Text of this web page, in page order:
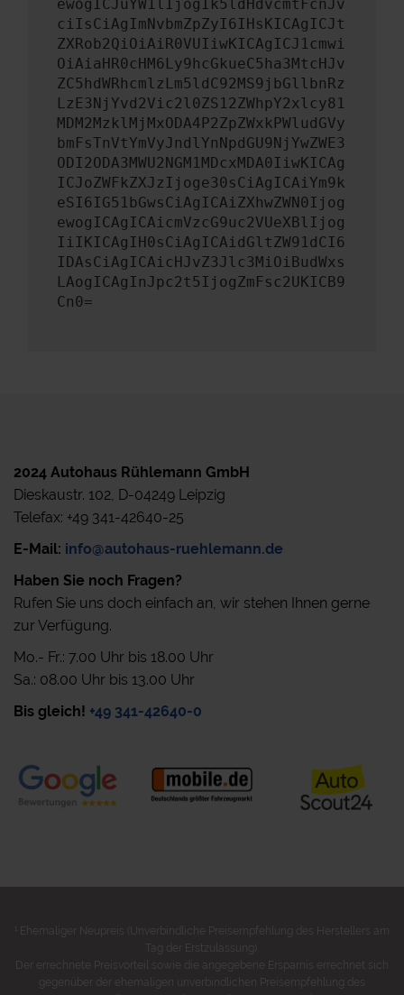
ewogICJuYW1lIjogIk5ldHdvcmtFcnJv
ciIsCiAgImNvbmZpZyI6IHsKICAgICJt
ZXRob2QiOiAiR0VUIiwKICAgICJ1cmwi
OiAiaHR0cHM6Ly9hcGkueC5ha3MtcHJv
ZC5hdWRhcmlzLm5ldC92MS9jbGllbnRz
LzE3NjYvd2Vic2l0ZS12ZWhpY2xlcy81
MDM2MzklMjMxODA4P2ZpZWxkPWludGVy
bmFsTnVtYmVyJndlYnNpdGU9NjYwZWE3
ODI2ODA3MWU2NGM1MDcxMDA0IiwKICAg
ICJoZWFkZXJzIjoge30sCiAgICAiYm9k
eSI6IG51bGwsCiAgICAiZXhwZWN0Ijog
ewogICAgICAicmVzcG9uc2VUeXBlIjog
IiIKICAgIH0sCiAgICAidGltZW91dCI6
IDAsCiAgICAicHJvZ3Jlc3MiOiBudWxs
LAogICAgInJpc2t5IjogZmFsc2UKICB9
Cn0=
2024 Autohaus Rühlemann GmbH
Dieskaustr. 102, D-04249 Leipzig
Telefax: +49 341-42640-25
E-Mail: info@autohaus-ruehlemann.de
Haben Sie noch Fragen?
Rufen Sie uns doch einfach an, wir stehen Ihnen gerne
zur Verfügung.
Mo.- Fr.: 7.00 Uhr bis 18.00 Uhr
Sa.: 08.00 Uhr bis 13.00 Uhr
Bis gleich! +49 341-42640-0
Ehemaliger Neupreis (Unverbindliche Preisempfehlung des Herstellers am
Tag der Erstzulassung).
Der errechnete Preisvorteil sowie die angegebene Ersparnis errechnet sich
gegenüber der ehemaligen unverbindlichen Preisempfehlung des